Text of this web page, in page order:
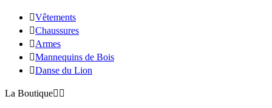
Vêtements
Chaussures
Armes
Mannequins de Bois
Danse du Lion
La Boutique 